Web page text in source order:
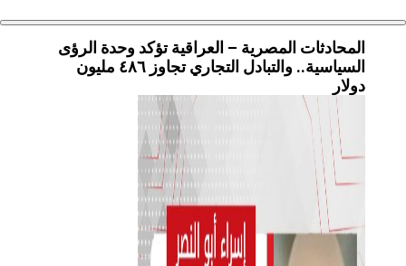
المحادثات المصرية – العراقية تؤكد وحدة الرؤى
السياسية.. والتبادل التجاري تجاوز ٤٨٦ مليون